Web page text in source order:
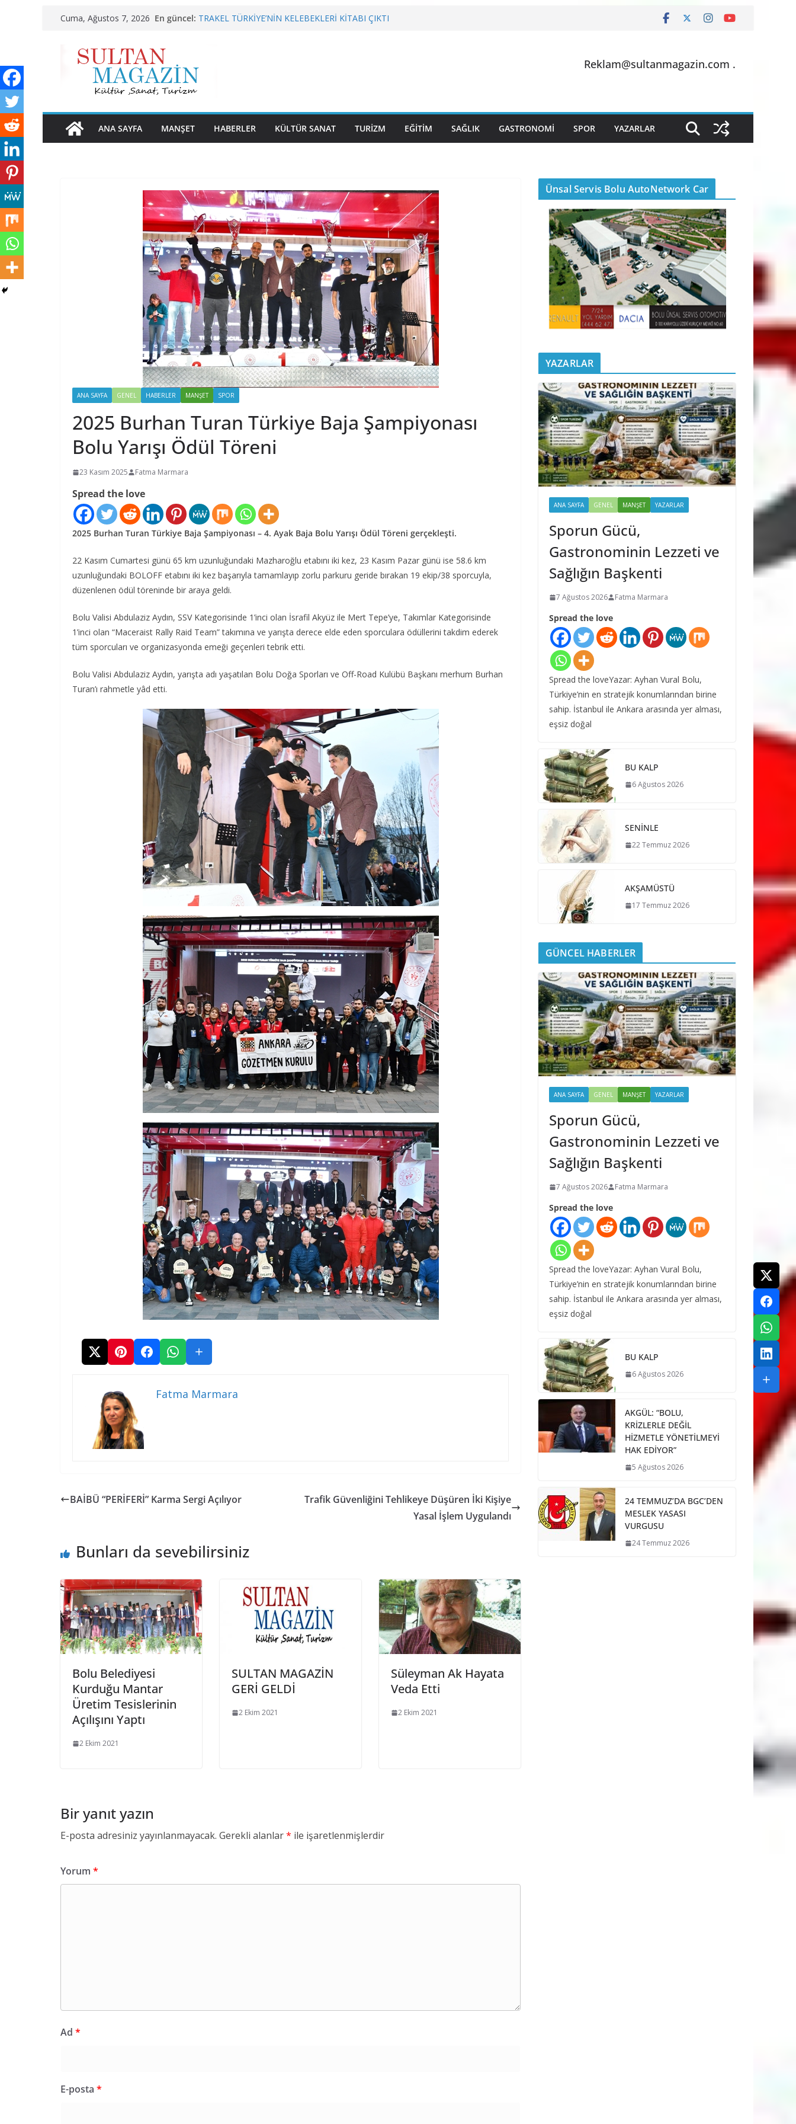
Cuma, Ağustos 7, 2026 En güncel: TRAKEL TÜRKİYE’NİN KELEBEKLERİ KİTABI ÇIKTI
HAK EDİYOR”
Reklam@sultanmagazin.com .
ANA SAYFA MANŞET HABERLER KÜLTÜR SANAT TURİZM EĞİTİM SAĞLIK GASTRONOMİ SPOR YAZARLAR
ANA SAYFA GENEL HABERLER MANŞET SPOR
2025 Burhan Turan Türkiye Baja Şampiyonası
Bolu Yarışı Ödül Töreni
23 Kasım 2025 Fatma Marmara
Spread the love
2025 Burhan Turan Türkiye Baja Şampiyonası – 4. Ayak Baja Bolu Yarışı Ödül Töreni gerçekleşti.
22 Kasım Cumartesi günü 65 km uzunluğundaki Mazharoğlu etabını iki kez, 23 Kasım Pazar günü ise 58.6 km
uzunluğundaki BOLOFF etabını iki kez başarıyla tamamlayıp zorlu parkuru geride bırakan 19 ekip/38 sporcuyla,
düzenlenen ödül töreninde bir araya geldi.
Bolu Valisi Abdulaziz Aydın, SSV Kategorisinde 1’inci olan İsrafil Akyüz ile Mert Tepe’ye, Takımlar Kategorisinde
1’inci olan “Maceraist Rally Raid Team” takımına ve yarışta derece elde eden sporculara ödüllerini takdim ederek
tüm sporcuları ve organizasyonda emeği geçenleri tebrik etti.
Bolu Valisi Abdulaziz Aydın, yarışta adı yaşatılan Bolu Doğa Sporları ve Off-Road Kulübü Başkanı merhum Burhan
Turan’ı rahmetle yâd etti.
Fatma Marmara
BAİBÜ “PERİFERİ” Karma Sergi Açılıyor
Trafik Güvenliğini Tehlikeye Düşüren İki Kişiye
Yasal İşlem Uygulandı
Bunları da sevebilirsiniz
Bolu Belediyesi
Kurduğu Mantar
Üretim Tesislerinin
Açılışını Yaptı
2 Ekim 2021
SULTAN MAGAZİN
GERİ GELDİ
2 Ekim 2021
Süleyman Ak Hayata
Veda Etti
2 Ekim 2021
Bir yanıt yazın
E-posta adresiniz yayınlanmayacak. Gerekli alanlar* ile işaretlenmişlerdir
Yorum *
Ad *
E-posta *
Ünsal Servis Bolu AutoNetwork Car
YAZARLAR
ANA SAYFA GENEL MANŞET YAZARLAR
Sporun Gücü,
Gastronominin Lezzeti ve
Sağlığın Başkenti
7 Ağustos 2026 Fatma Marmara
Spread the love
Spread the loveYazar: Ayhan Vural Bolu,
Türkiye’nin en stratejik konumlarından birine
sahip. İstanbul ile Ankara arasında yer alması,
eşsiz doğal
BU KALP
6 Ağustos 2026
SENİNLE
22 Temmuz 2026
AKŞAMÜSTÜ
17 Temmuz 2026
GÜNCEL HABERLER
ANA SAYFA GENEL MANŞET YAZARLAR
Sporun Gücü,
Gastronominin Lezzeti ve
Sağlığın Başkenti
7 Ağustos 2026 Fatma Marmara
Spread the love
Spread the loveYazar: Ayhan Vural Bolu,
Türkiye’nin en stratejik konumlarından birine
sahip. İstanbul ile Ankara arasında yer alması,
eşsiz doğal
BU KALP
6 Ağustos 2026
AKGÜL: “BOLU,
KRİZLERLE DEĞİL
HİZMETLE YÖNETİLMEYİ
HAK EDİYOR”
5 Ağustos 2026
24 TEMMUZ’DA BGC’DEN
MESLEK YASASI
VURGUSU
24 Temmuz 2026